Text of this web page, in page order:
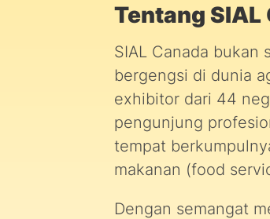
Tentang SIAL
SIAL Canada bukan
bergengsi di dunia
exhibitor dari 44
pengunjung
tempat
makanan (food
Dengan semangat